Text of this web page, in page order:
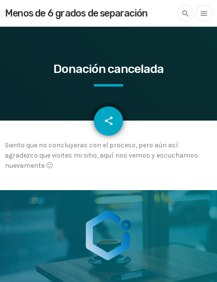
Menos de 6 grados de separación search menu
Donación cancelada
share
email
Siento que no concluyeras con el proceso, pero aún así
agradezco que visites mi sitio, aquí nos vemos y escuchamos
nuevamente 🙂